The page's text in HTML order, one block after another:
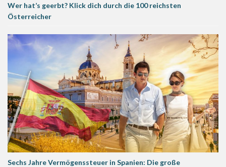
Wer hat’s geerbt? Klick dich durch die 100 reichsten
Österreicher
Sechs Jahre Vermögenssteuer in Spanien: Die große